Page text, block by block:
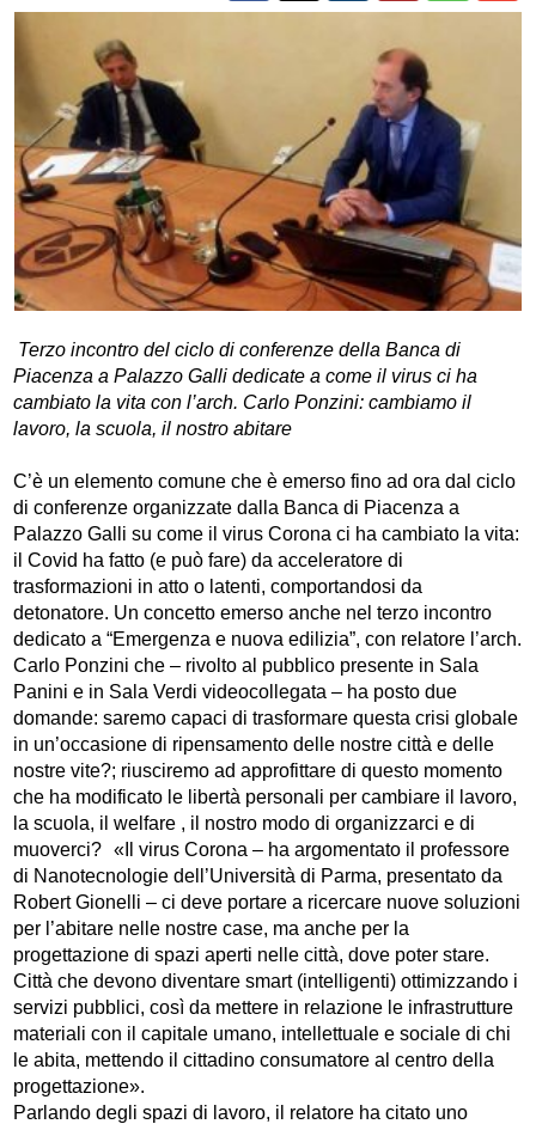
Terzo incontro del ciclo di conferenze della Banca di
Piacenza a Palazzo Galli dedicate a come il virus ci ha
cambiato la vita con l’arch. Carlo Ponzini: cambiamo il
lavoro, la scuola, il nostro abitare
C’è un elemento comune che è emerso fino ad ora dal ciclo
di conferenze organizzate dalla Banca di Piacenza a
Palazzo Galli su come il virus Corona ci ha cambiato la vita:
il Covid ha fatto (e può fare) da acceleratore di
trasformazioni in atto o latenti, comportandosi da
detonatore. Un concetto emerso anche nel terzo incontro
dedicato a “Emergenza e nuova edilizia”, con relatore l’arch.
Carlo Ponzini che – rivolto al pubblico presente in Sala
Panini e in Sala Verdi videocollegata – ha posto due
domande: saremo capaci di trasformare questa crisi globale
in un’occasione di ripensamento delle nostre città e delle
nostre vite?; riusciremo ad approfittare di questo momento
che ha modificato le libertà personali per cambiare il lavoro,
la scuola, il welfare , il nostro modo di organizzarci e di
muoverci? «Il virus Corona – ha argomentato il professore
di Nanotecnologie dell’Università di Parma, presentato da
Robert Gionelli – ci deve portare a ricercare nuove soluzioni
per l’abitare nelle nostre case, ma anche per la
progettazione di spazi aperti nelle città, dove poter stare.
Città che devono diventare smart (intelligenti) ottimizzando i
servizi pubblici, così da mettere in relazione le infrastrutture
materiali con il capitale umano, intellettuale e sociale di chi
le abita, mettendo il cittadino consumatore al centro della
progettazione».
Parlando degli spazi di lavoro, il relatore ha citato uno